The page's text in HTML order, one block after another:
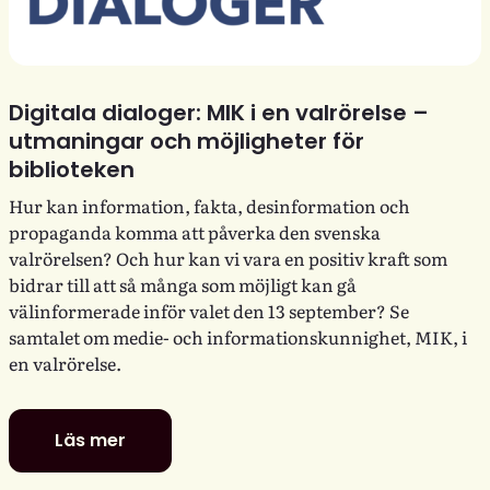
Digitala dialoger: MIK i en valrörelse –
utmaningar och möjligheter för
biblioteken
Hur kan information, fakta, desinformation och
propaganda komma att påverka den svenska
valrörelsen? Och hur kan vi vara en positiv kraft som
bidrar till att så många som möjligt kan gå
välinformerade inför valet den 13 september? Se
samtalet om medie- och informationskunnighet, MIK, i
en valrörelse.
Läs mer
Digitala
dialoger: